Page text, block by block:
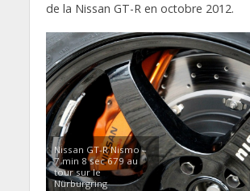
de la Nissan GT-R en octobre 2012.
Nissan GT-R Nismo –
7 min 8 sec 679 au
tour sur le
Nürburgring